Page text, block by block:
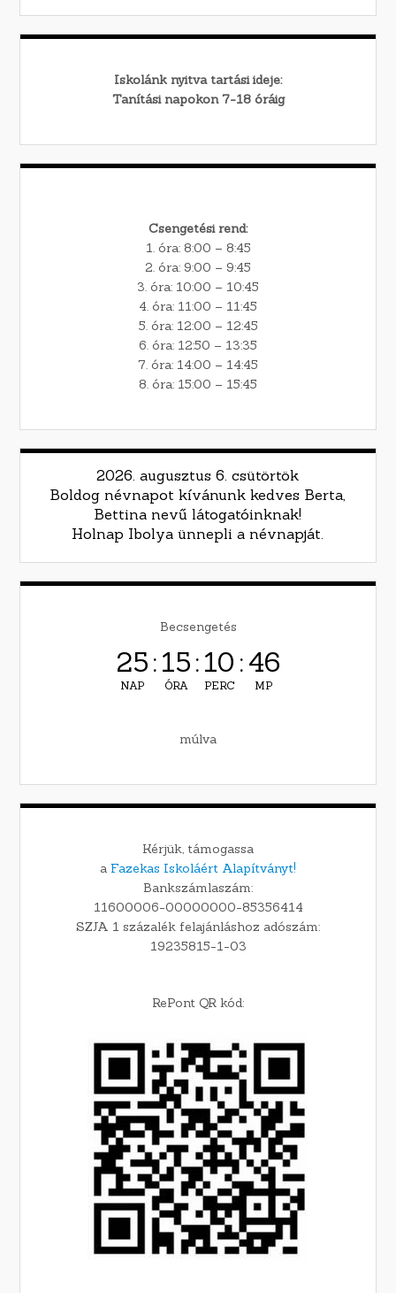
Iskolánk nyitva tartási ideje:
Tanítási napokon 7-18 óráig
Csengetési rend:
1. óra: 8:00 – 8:45
2. óra: 9:00 – 9:45
3. óra: 10:00 – 10:45
4. óra: 11:00 – 11:45
5. óra: 12:00 – 12:45
6. óra: 12:50 – 13:35
7. óra: 14:00 – 14:45
8. óra: 15:00 – 15:45
2026. augusztus 6. csütörtök
Boldog névnapot kívánunk kedves Berta,
Bettina nevű látogatóinknak!
Holnap Ibolya ünnepli a névnapját.
Becsengetés
25
NAP
:15
ÓRA
:10
PERC
:45
MP
múlva
Kérjük, támogassa
a Fazekas Iskoláért Alapítványt!
Bankszámlaszám:
11600006-00000000-85356414
SZJA 1 százalék felajánláshoz adószám:
19235815-1-03
RePont QR kód: